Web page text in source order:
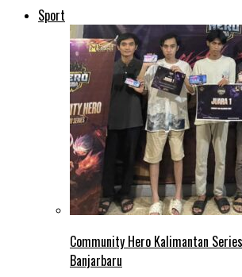
Sport
Community Hero Kalimantan
Banjarbaru